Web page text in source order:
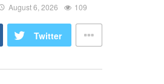
August 6, 2026 109
Twitter